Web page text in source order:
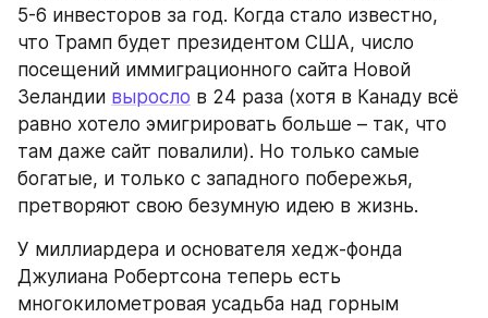
5-6 инвесторов за год. Когда стало известно,
что Трамп будет президентом США, число
посещений иммиграционного сайта Новой
Зеландии выросло в 24 раза (хотя в Канаду всё
равно хотело эмигрировать больше – так, что
там даже сайт повалили). Но только самые
богатые, и только с западного побережья,
претворяют свою безумную идею в жизнь.
У миллиардера и основателя хедж-фонда
Джулиана Робертсона теперь есть
многокилометровая усадьба над горным